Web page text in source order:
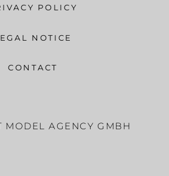
POLICY
NOTICE
CONTACT
MODEL AGENCY GMBH